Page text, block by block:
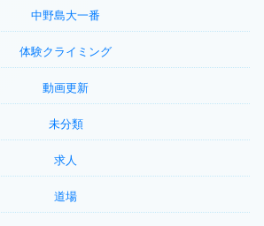
中野島大一番
体験クライミング
動画更新
未分類
求人
道場